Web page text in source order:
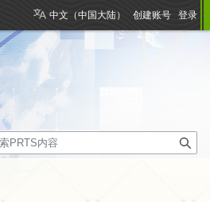
中文（中国大陆） 创建账号 登录